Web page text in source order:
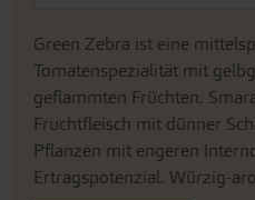
Green Zebra ist eine
Tomatenspezialität mit
geflammten Früchten.
Fruchtfleisch mit dünner
Pflanzen mit engeren
Ertragspotenzial. Würzig-